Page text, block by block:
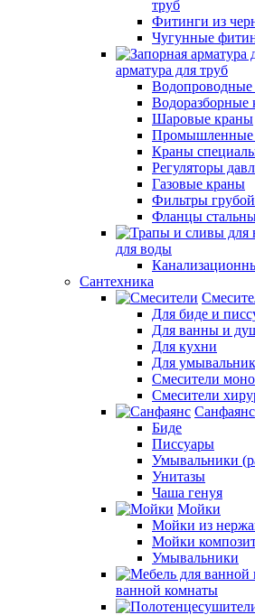
труб
Фитинги из
Чугунные
арматура для труб
Водопроводные
Водоразборные
Шаровые краны
Промышленные
Краны
Регуляторы
Газовые краны
Фильтры
Фланцы
для воды
Сантехника
Для биде и
Для ванны и
Для кухни
Для
Смесители моно
Смесители
Санфаянс
Биде
Писсуары
Умывальники
Унитазы
Чаша генуя
Мойки
Мойки из
Мойки
Умывальники
ванной комнаты